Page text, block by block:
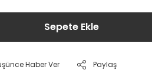
Sepete Ekle
Haber Ver Paylaş